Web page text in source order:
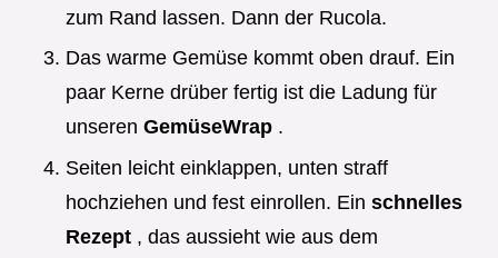
zum Rand lassen. Dann der Rucola.
Das warme Gemüse kommt oben drauf. Ein
paar Kerne drüber fertig ist die Ladung für
unseren GemüseWrap .
Seiten leicht einklappen, unten straff
hochziehen und fest einrollen. Ein schnelles
Rezept , das aussieht wie aus dem